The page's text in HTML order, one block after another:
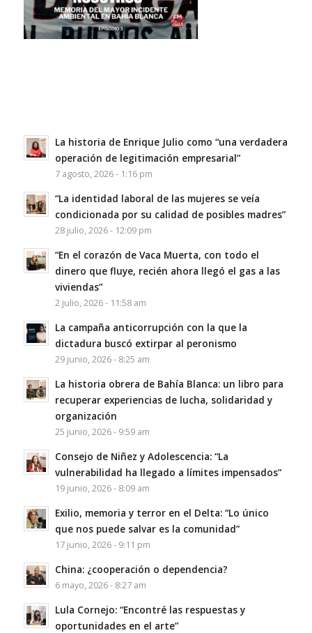
La historia de Enrique Julio como “una verdadera
operación de legitimación empresarial”
7 agosto, 2026 - 1:16 pm
“La identidad laboral de las mujeres se veía
condicionada por su calidad de posibles madres”
28 julio, 2026 - 12:09 pm
“En el corazón de Vaca Muerta, con todo el
dinero que fluye, recién ahora llegó el gas a las
viviendas”
2 julio, 2026 - 11:58 am
La campaña anticorrupción con la que la
dictadura buscó extirpar al peronismo
29 junio, 2026 - 8:25 am
La historia obrera de Bahía Blanca: un libro para
recuperar experiencias de lucha, solidaridad y
organización
25 junio, 2026 - 9:59 am
Consejo de Niñez y Adolescencia: “La
vulnerabilidad ha llegado a límites impensados”
19 junio, 2026 - 8:09 am
Exilio, memoria y terror en el Delta: “Lo único
que nos puede salvar es la comunidad”
17 junio, 2026 - 9:11 pm
China: ¿cooperación o dependencia?
6 mayo, 2026 - 8:27 am
Lula Cornejo: “Encontré las respuestas y
oportunidades en el arte”